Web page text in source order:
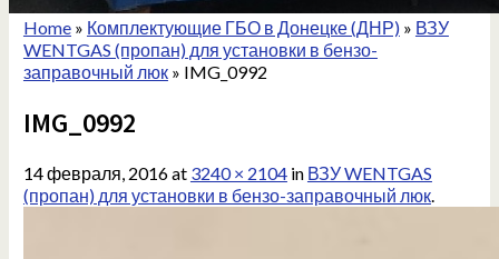
Home» Комплектующие ГБО в Донецке (ДНР)» ВЗУ
WENTGAS (пропан) для установки в бензо-
заправочный люк» IMG_0992
IMG_0992
14 февраля, 2016at 3240 × 2104in ВЗУ WENTGAS
(пропан) для установки в бензо-заправочный люк.